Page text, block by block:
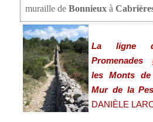
muraille deBonnieux à
La ligne
Promenades
les Monts
Mur de la
DANIÈLE